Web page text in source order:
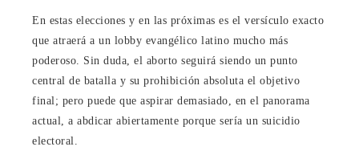
En estas elecciones y en las próximas es el versículo exacto
que atraerá a un lobby evangélico latino mucho más
poderoso. Sin duda, el aborto seguirá siendo un punto
central de batalla y su prohibición absoluta el objetivo
final; pero puede que aspirar demasiado, en el panorama
actual, a abdicar abiertamente porque sería un suicidio
electoral.